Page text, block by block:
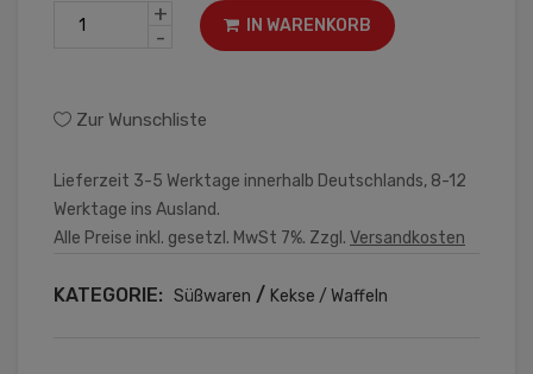
+
-
IN WARENKORB
Zur Wunschliste
Lieferzeit 3-5 Werktage innerhalb Deutschlands, 8-12
Werktage ins Ausland.
Alle Preise inkl. gesetzl. MwSt 7%. Zzgl. Versandkosten
KATEGORIE: Süßwaren / Kekse / Waffeln